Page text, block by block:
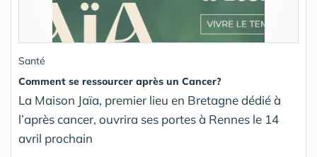
Santé
Comment se ressourcer après un Cancer?
La Maison Jaïa, premier lieu en Bretagne dédié à
l’après cancer, ouvrira ses portes à Rennes le 14
avril prochain